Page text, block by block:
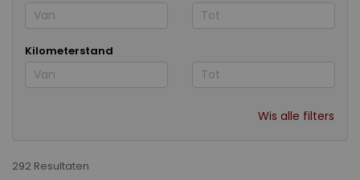
Kilometerstand
Wis alle filters
292 Resultaten